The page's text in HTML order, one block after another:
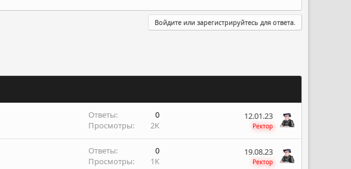
Войдите или зарегистрируйтесь для ответа.
Ответы
0
Просмотры
2K
12.01.23
Ректор
Ответы
0
Просмотры
1K
19.08.23
Ректор